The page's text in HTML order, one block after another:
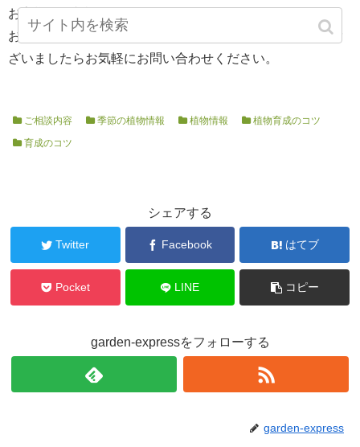
お客様のご相談も承っております。
お庭のことで何か疑問に思ったこと、相談したいことがご
ざいましたらお気軽にお問い合わせください。
ご相談内容 季節の植物情報 植物情報
植物育成のコツ
育成のコツ
シェアする
Twitter Facebook はてブ
Pocket LINE コピー
garden-expressをフォローする
garden-express